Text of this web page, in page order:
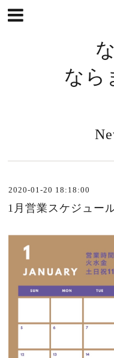
なら
2020-01-20 18:18:00
1月営業スケジュー